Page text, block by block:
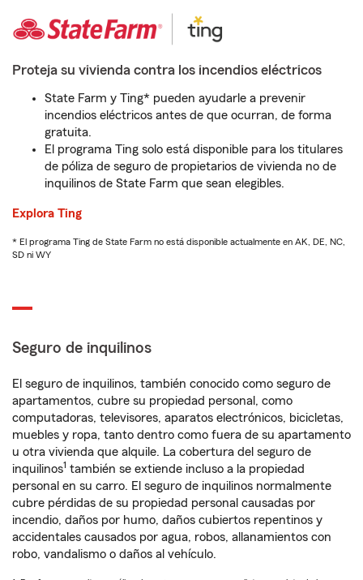
Proteja su vivienda contra los incendios eléctricos
State Farm y Ting* pueden ayudarle a prevenir
incendios eléctricos antes de que ocurran, de forma
gratuita.
El programa Ting solo está disponible para los titulares
de póliza de seguro de propietarios de vivienda no de
inquilinos de State Farm que sean elegibles.
Explora Ting
* El programa Ting de State Farm no está disponible actualmente en AK, DE, NC,
SD ni WY
Seguro de inquilinos
El seguro de inquilinos, también conocido como seguro de
apartamentos, cubre su propiedad personal, como
computadoras, televisores, aparatos electrónicos, bicicletas,
muebles y ropa, tanto dentro como fuera de su apartamento
u otra vivienda que alquile. La cobertura del seguro de
inquilinos1 también se extiende incluso a la propiedad
personal en su carro. El seguro de inquilinos normalmente
cubre pérdidas de su propiedad personal causadas por
incendio, daños por humo, daños cubiertos repentinos y
accidentales causados por agua, robos, allanamientos con
robo, vandalismo o daños al vehículo.